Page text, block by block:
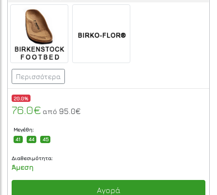
Περισσότερα
20.0%
76.0€ από 95.0€
Μεγέθη:
41
44 45
Διαθεσιμότητα:
Άμεση
Αγορά